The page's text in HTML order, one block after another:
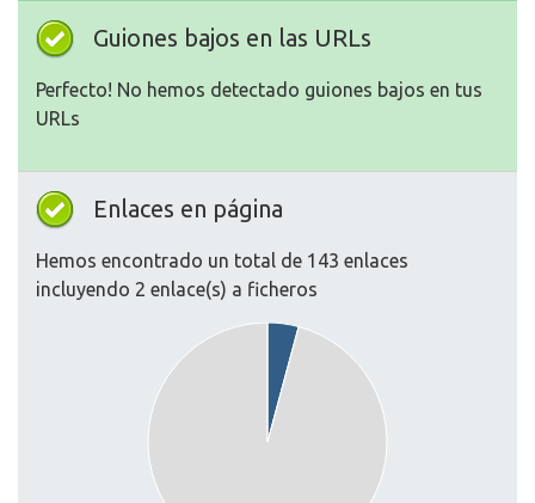
Guiones bajos en las URLs
Perfecto! No hemos detectado guiones bajos en tus
URLs
Enlaces en página
Hemos encontrado un total de 143 enlaces
incluyendo 2 enlace(s) a ficheros